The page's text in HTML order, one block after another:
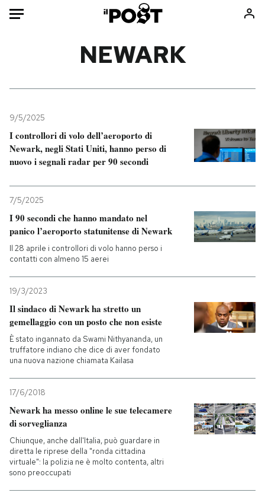
Mondo
Politica
Tecnologia
Internet
Scienza
Cultura
Economia
Sport
Consumismi
Storie/Idee
Media
Mondiali calcio 2026
PODCAST
NEWSLETTER
SHOP
CALENDARIO
NEWARK
9/5/2025
I controllori di volo dell’aeroporto di
Newark, negli Stati Uniti, hanno perso di
nuovo i segnali radar per 90 secondi
7/5/2025
I 90 secondi che hanno mandato nel
panico l’aeroporto statunitense di Newark
Il 28 aprile i controllori di volo hanno perso i
contatti con almeno 15 aerei
19/3/2023
Il sindaco di Newark ha stretto un
gemellaggio con un posto che non esiste
È stato ingannato da Swami Nithyananda, un
truffatore indiano che dice di aver fondato
una nuova nazione chiamata Kailasa
17/6/2018
Newark ha messo online le sue telecamere
di sorveglianza
Chiunque, anche dall'Italia, può guardare in
diretta le riprese della "ronda cittadina
virtuale": la polizia ne è molto contenta, altri
sono preoccupati